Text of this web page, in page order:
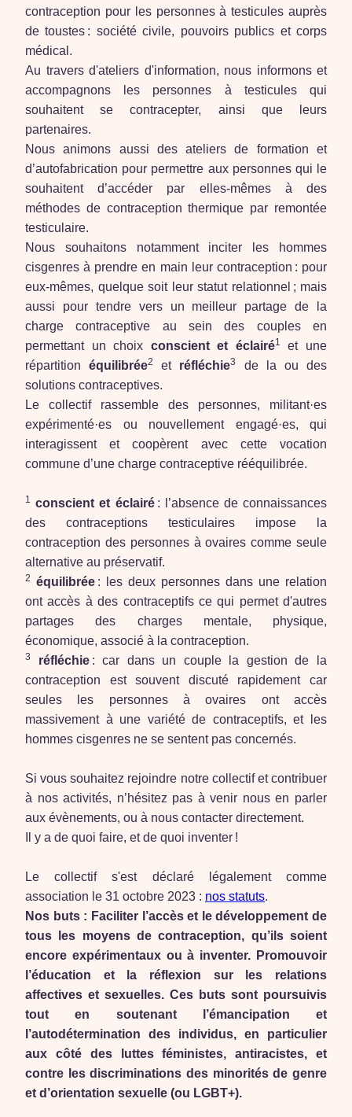
contraception pour les personnes à testicules auprès
de toustes : société civile, pouvoirs publics et corps
médical.
Au travers d'ateliers d'information, nous informons et
accompagnons les personnes à testicules qui
souhaitent se contracepter, ainsi que leurs
partenaires.
Nous animons aussi des ateliers de formation et
d’autofabrication pour permettre aux personnes qui le
souhaitent d’accéder par elles-mêmes à des
méthodes de contraception thermique par remontée
testiculaire.
Nous souhaitons notamment inciter les hommes
cisgenres à prendre en main leur contraception : pour
eux-mêmes, quelque soit leur statut relationnel ; mais
aussi pour tendre vers un meilleur partage de la
charge contraceptive au sein des couples en
permettant un choix conscient et éclairé1
et une
répartitionéquilibrée2 et réfléchie3
de la ou des
solutions contraceptives.
Le collectif rassemble des personnes, militant·es
expérimenté·es ou nouvellement engagé·es, qui
interagissent et coopèrent avec cette vocation
commune d’une charge contraceptive rééquilibrée.
1 conscient et éclairé: l’absence de connaissances
des contraceptions testiculaires impose la
contraception des personnes à ovaires comme seule
alternative au préservatif.
2 équilibrée : les deux personnes dans une relation
ont accès à des contraceptifs ce qui permet d'autres
partages des charges mentale, physique,
économique, associé à la contraception.
3 réfléchie: car dans un couple la gestion de la
contraception est souvent discuté rapidement car
seules les personnes à ovaires ont accès
massivement à une variété de contraceptifs, et les
hommes cisgenres ne se sentent pas concernés.
Si vous souhaitez rejoindre notre collectif et contribuer
à nos activités, n’hésitez pas à venir nous en parler
aux évènements, ou à nous contacter directement.
Il y a de quoi faire, et de quoi inventer !
Le collectif s'est déclaré légalement comme
association le 31 octobre 2023 : nos statuts.
Nos buts : Faciliter l’accès et le développement de
tous les moyens de contraception, qu’ils soient
encore expérimentaux ou à inventer. Promouvoir
l’éducation et la réflexion sur les relations
affectives et sexuelles. Ces buts sont poursuivis
tout en soutenant l’émancipation et
l’autodétermination des individus, en particulier
aux côté des luttes féministes, antiracistes, et
contre les discriminations des minorités de genre
et d’orientation sexuelle (ou LGBT+).